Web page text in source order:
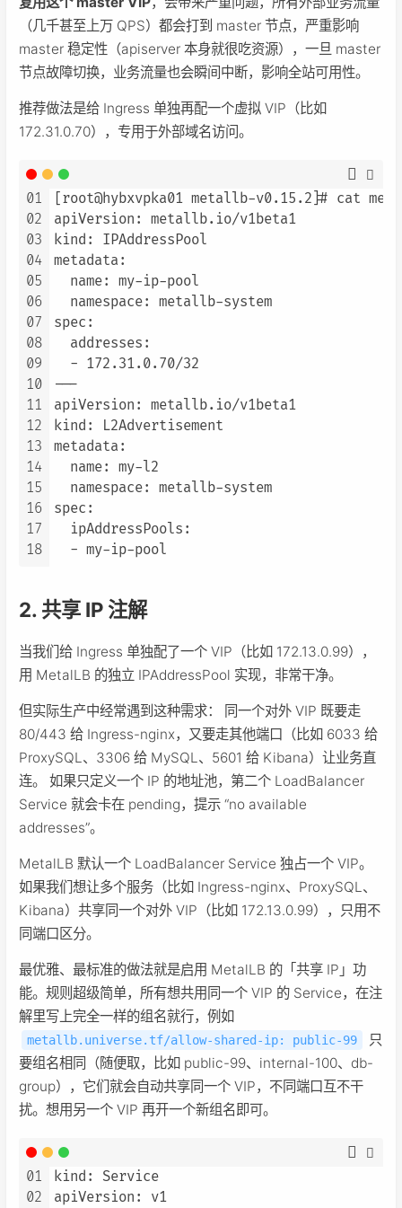
（几千甚至上万 QPS）都会打到 master 节点，严重影响
master 稳定性（apiserver 本身就很吃资源），一旦 master
节点故障切换，业务流量也会瞬间中断，影响全站可用性。
推荐做法是给 Ingress 单独再配一个虚拟 VIP（比如
172.31.0.70），专用于外部域名访问。
01
02
03
04
05
06
07
08
09
10
11
12
13
14
15
16
17
18
[root@hybxvpka01 metallb-v0.15.2]# cat
apiVersion: metallb.io/v1beta1
kind: IPAddressPool
metadata:
  name: my-ip-pool
  namespace: metallb-system
spec:
  addresses:
  - 172.31.0.70/32
---
apiVersion: metallb.io/v1beta1
kind: L2Advertisement
metadata:
  name: my-l2
  namespace: metallb-system
spec:
  ipAddressPools:
  - my-ip-pool
2. 共享 IP 注解
当我们给 Ingress 单独配了一个 VIP（比如 172.13.0.99），
用 MetalLB 的独立 IPAddressPool 实现，非常干净。
但实际生产中经常遇到这种需求： 同一个对外 VIP 既要走
80/443 给 Ingress-nginx，又要走其他端口（比如 6033 给
ProxySQL、3306 给 MySQL、5601 给 Kibana）让业务直
连。 如果只定义一个 IP 的地址池，第二个 LoadBalancer
Service 就会卡在 pending，提示 “no available
addresses”。
MetalLB 默认一个 LoadBalancer Service 独占一个 VIP。
如果我们想让多个服务（比如 Ingress-nginx、ProxySQL、
Kibana）共享同一个对外 VIP（比如 172.13.0.99），只用不
同端口区分。
最优雅、最标准的做法就是启用 MetalLB 的「共享 IP」功
能。规则超级简单，所有想共用同一个 VIP 的 Service，在注
解里写上完全一样的组名就行，例如
metallb.universe.tf/allow-shared-ip: public-99
只
要组名相同（随便取，比如 public-99、internal-100、db-
group），它们就会自动共享同一个 VIP，不同端口互不干
扰。想用另一个 VIP 再开一个新组名即可。
01
02
kind: Service
apiVersion: v1